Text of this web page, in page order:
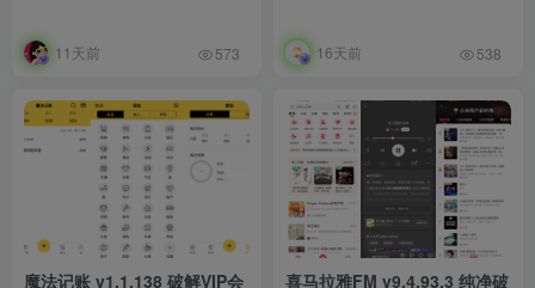
11天前 573 16天前 538
魔法记账 v1.1.138 破解VIP会 喜马拉雅FM v9.4.93.3 纯净破